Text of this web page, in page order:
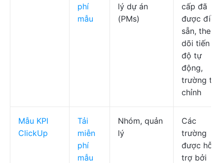
phí
mẫu
lý dự án
(PMs)
cấp đã
được điền
sẵn, theo
dõi tiến
độ tự
động,
trường tùy
chỉnh
Mẫu KPI
ClickUp
Tải
miễn
phí
mẫu
Nhóm, quản
lý
Các
trường
được hỗ
trợ bởi